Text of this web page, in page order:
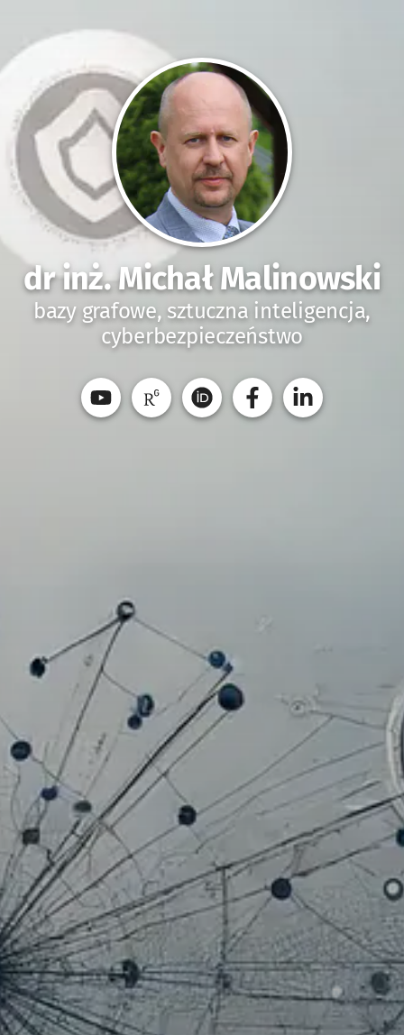
dr inż. Michał Malinowski
bazy grafowe, sztuczna inteligencja,
cyberbezpieczeństwo